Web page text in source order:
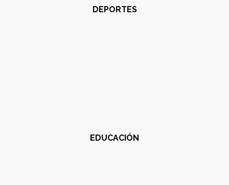
DEPORTES
EDUCACIÓN